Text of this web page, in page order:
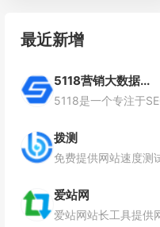
最近新增
5118营销大数据...
拨测
爱站网